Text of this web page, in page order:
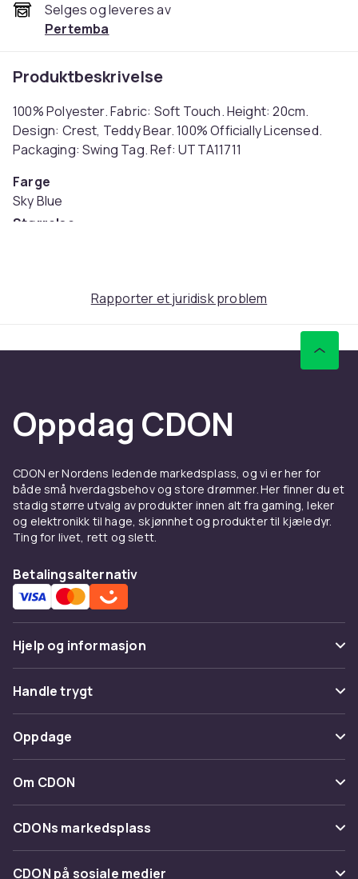
Selges og leveres av
Pertemba
Produktbeskrivelse
100% Polyester. Fabric: Soft Touch. Height: 20cm.
Design: Crest, Teddy Bear. 100% Officially Licensed.
Packaging: Swing Tag. Ref: UTTA11711
Farge
Sky Blue
Størrelse
Rapporter et juridisk problem
Oppdag CDON
CDON er Nordens ledende markedsplass, og vi er her for
både små hverdagsbehov og store drømmer. Her finner du et
stadig større utvalg av produkter innen alt fra gaming, leker
og elektronikk til hage, skjønnhet og produkter til kjæledyr.
Ting for livet, rett og slett.
Betalingsalternativ
Hjelp og informasjon
Vanlige spørsmål
Spor pakke
Angre & returner her
Kontakt oss
Handle trygt
Betaling
Levering
Tilbakekallinger
Oppdage
Kategorier
Varemerker
Om CDON
Om oss
Kundeanmeldelser
CDONs markedsplass
Merchant Help Center
CDON på sosiale medier